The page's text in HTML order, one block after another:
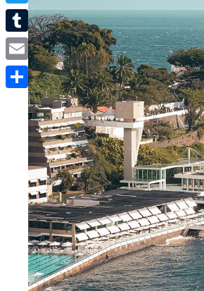
Twitter
Tumblr
Email
Compartir